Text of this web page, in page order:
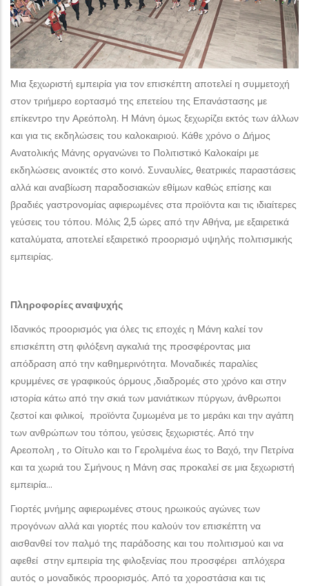
Μια ξεχωριστή εμπειρία για τον επισκέπτη αποτελεί η συμμετοχή
στον τριήμερο εορτασμό της επετείου της Επανάστασης με
επίκεντρο την Αρεόπολη. Η Μάνη όμως ξεχωρίζει εκτός των άλλων
και για τις εκδηλώσεις του καλοκαιριού. Κάθε χρόνο ο Δήμος
Ανατολικής Μάνης οργανώνει το Πολιτιστικό Καλοκαίρι με
εκδηλώσεις ανοικτές στο κοινό. Συναυλίες, θεατρικές παραστάσεις
αλλά και αναβίωση παραδοσιακών εθίμων καθώς επίσης και
βραδιές γαστρονομίας αφιερωμένες στα προϊόντα και τις ιδιαίτερες
γεύσεις του τόπου. Μόλις 2,5 ώρες από την Αθήνα, με εξαιρετικά
καταλύματα, αποτελεί εξαιρετικό προορισμό υψηλής πολιτισμικής
εμπειρίας.
Πληροφορίες αναψυχής
Ιδανικός προορισμός για όλες τις εποχές η Μάνη καλεί τον
επισκέπτη στη φιλόξενη αγκαλιά της προσφέροντας μια
απόδραση από την καθημερινότητα. Μοναδικές παραλίες
κρυμμένες σε γραφικούς όρμους ,διαδρομές στο χρόνο και στην
ιστορία κάτω από την σκιά των μανιάτικων πύργων, άνθρωποι
ζεστοί και φιλικοί, προϊόντα ζυμωμένα με το μεράκι και την αγάπη
των ανθρώπων του τόπου, γεύσεις ξεχωριστές. Από την
Αρεοπολη , το Οίτυλο και το Γερολιμένα έως το Βαχό, την Πετρίνα
και τα χωριά του Σμήνους η Μάνη σας προκαλεί σε μια ξεχωριστή
εμπειρία…
Γιορτές μνήμης αφιερωμένες στους ηρωικούς αγώνες των
προγόνων αλλά και γιορτές που καλούν τον επισκέπτη να
αισθανθεί τον παλμό της παράδοσης και του πολιτισμού και να
αφεθεί στην εμπειρία της φιλοξενίας που προσφέρει απλόχερα
αυτός ο μοναδικός προορισμός. Από τα χοροστάσια και τις